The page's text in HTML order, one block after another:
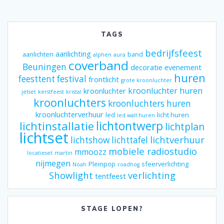
TAGS
aanlichten aanlichting alphen aura band bedrijfsfeest
Beuningen coverband decoratie evenement
feesttent festival frontlicht grote kroonluchter huren
jetset kerstfeest kristal kroonluchter kroonluchter huren
kroonluchters kroonluchters huren
kroonluchterverhuur led led wall huren licht huren
lichtinstallatie lichtontwerp lichtplan
lichtset lichtshow lichttafel lichtverhuur
locatieset martin mmoozz mobiele radiostudio
nijmegen Noah Pleinpop roadhog sfeerverlichting
Showlight tentfeest verlichting
STAGE LOPEN?